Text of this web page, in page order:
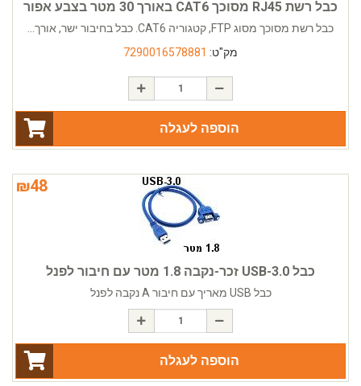
כבל רשת RJ45 מסוכך CAT6 באורך 30 מטר בצבע אפור
כבל רשת מסוכך מסוג FTP, קטגוריה CAT6. כבל בחיבור ישר, אורך...
מק"ט: 7290016578881
הוספה לעגלה
₪48
כבל USB-3.0 זכר-נקבה 1.8 מטר עם חיבור לפנל
כבל USB מאריך עם חיבור A נקבה לפנל
הוספה לעגלה